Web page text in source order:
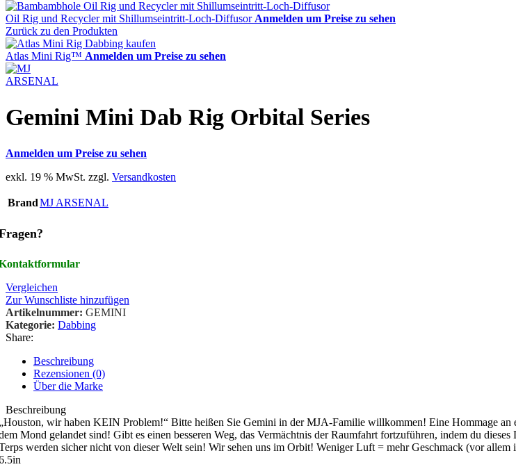
Oil Rig und Recycler mit Shillumseintritt-Loch-Diffusor Anmelden um Preise zu sehen
Zurück zu den Produkten
Atlas Mini Rig™ Anmelden um Preise zu sehen
Gemini Mini Dab Rig Orbital Series
Anmelden um Preise zu sehen
exkl. 19 % MwSt. zzgl. Versandkosten
BrandMJ ARSENAL
Vergleichen
Zur Wunschliste hinzufügen
Artikelnummer: GEMINI
Kategorie: Dabbing
Share:
Beschreibung
Rezensionen (0)
Über die Marke
Beschreibung
wir haben KEIN Problem!“ Bitte heißen Sie Gemini in der MJA-Familie willkommen! Eine Hommage an
Mond gelandet sind! Gibt es einen besseren Weg, das Vermächtnis der Raumfahrt fortzuführen, indem du
werden sicher nicht von dieser Welt sein! Wir sehen uns im Orbit! Weniger Luft = mehr Geschmack (vor